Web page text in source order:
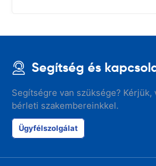
Segítség és
Segítségre van szüksége?
bérleti szakembereinkkel.
Ügyfélszolgálat